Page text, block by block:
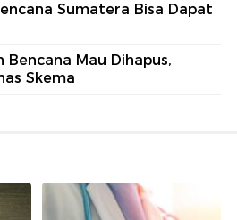
Sumatera Bisa Dapat
Bencana Mau Dihapus,
Skema